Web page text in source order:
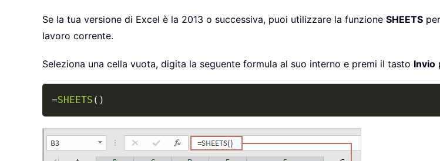
Se la tua versione di Excel è la 2013 o successiva, puoi utilizzare la funzione SHEETS
lavoro corrente.
Seleziona una cella vuota, digita la seguente formula al suo interno e premi il tasto Invio
=SHEETS ( )